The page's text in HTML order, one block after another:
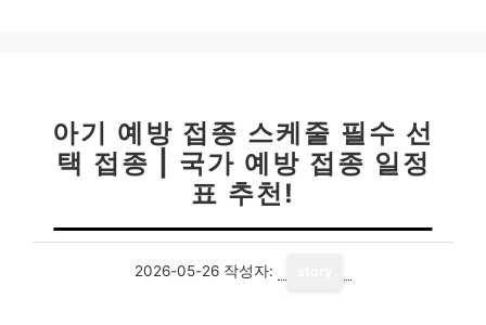
아기 예방 접종 스케줄 필수 선
택 접종 | 국가 예방 접종 일정
표 추천!
2026-05-26 작성자: